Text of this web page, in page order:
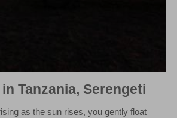
Tanzania, Serengeti
as the sun rises, you gently float